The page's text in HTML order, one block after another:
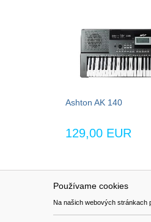
Používame cookies
Na našich webových stránkach
Ashton AK 140
129,00 EUR